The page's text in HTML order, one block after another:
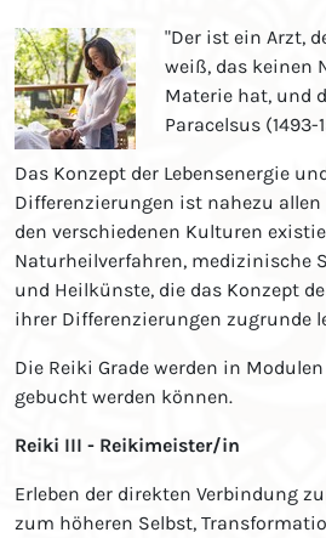
"Der ist ein Arzt,
weiß, das keinen
Materie hat, und
Paracelsus (1493-
Das Konzept der Lebensenergie
Differenzierungen ist nahezu
den verschiedenen Kulturen
Naturheilverfahren, medizinische
und Heilkünste, die das Konzept
ihrer Differenzierungen zugrunde
Die Reiki Grade werden in
gebucht werden können.
Reiki III - Reikimeister/in
Erleben der direkten Verbindung
zum höheren Selbst,